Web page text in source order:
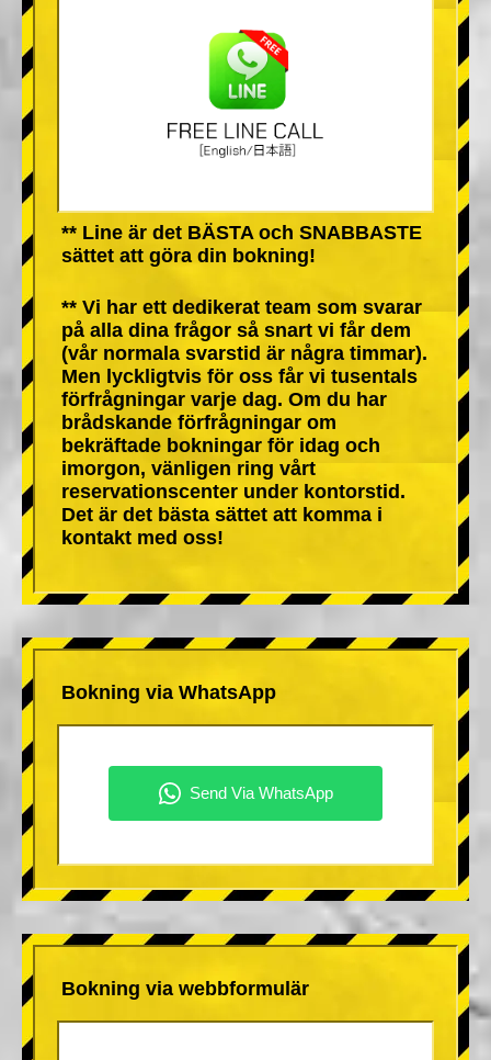
** Line är det BÄSTA och SNABBASTE
sättet att göra din bokning!
** Vi har ett dedikerat team som svarar
på alla dina frågor så snart vi får dem
(vår normala svarstid är några timmar).
Men lyckligtvis för oss får vi tusentals
förfrågningar varje dag. Om du har
brådskande förfrågningar om
bekräftade bokningar för idag och
imorgon, vänligen ring vårt
reservationscenter under kontorstid.
Det är det bästa sättet att komma i
kontakt med oss!
Bokning via WhatsApp
Bokning via webbformulär